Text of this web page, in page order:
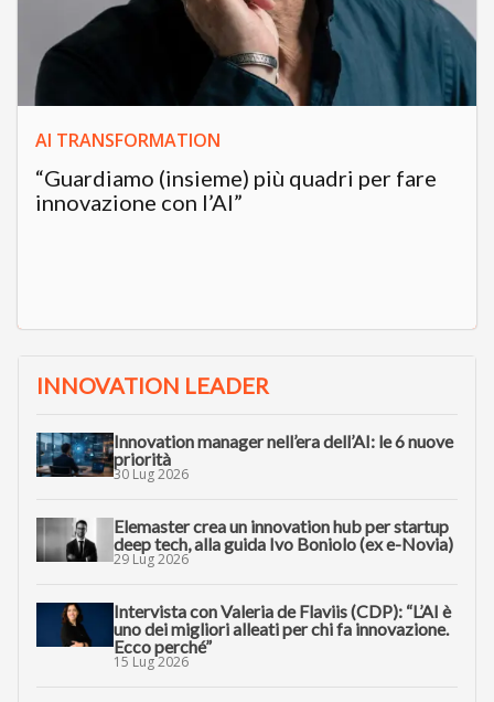
AI TRANSFORMATION
“Guardiamo (insieme) più quadri per fare
innovazione con l’AI”
INNOVATION LEADER
Innovation manager nell’era dell’AI: le 6 nuove
priorità
30 Lug 2026
Elemaster crea un innovation hub per startup
deep tech, alla guida Ivo Boniolo (ex e-Novia)
29 Lug 2026
Intervista con Valeria de Flaviis (CDP): “L’AI è
uno dei migliori alleati per chi fa innovazione.
Ecco perché”
15 Lug 2026